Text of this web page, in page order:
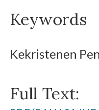
Keywords
Kekristenen
Full Text: